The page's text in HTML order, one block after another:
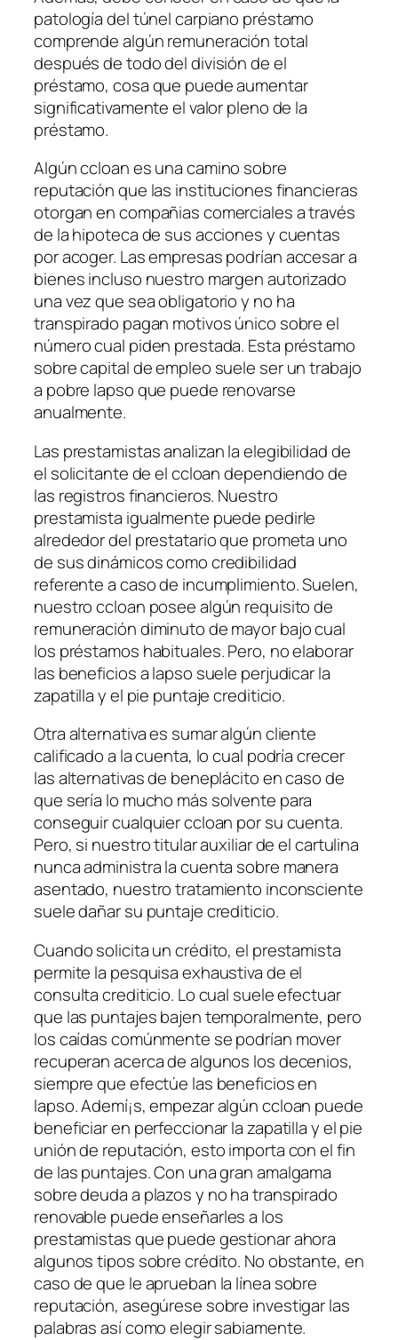
patologí­a del túnel carpiano préstamo
comprende algún remuneración total
después de todo del división de el
préstamo, cosa que puede aumentar
significativamente el valor pleno de la
préstamo.
Algún ccloan es una camino sobre
reputación que las instituciones financieras
otorgan en compañias comerciales a través
de la hipoteca de sus acciones y cuentas
por acoger. Las empresas podrían accesar a
bienes incluso nuestro margen autorizado
una vez que sea obligatorio y no ha
transpirado pagan motivos único sobre el
número cual piden prestada. Esta préstamo
sobre capital de empleo suele ser un trabajo
a pobre lapso que puede renovarse
anualmente.
Las prestamistas analizan la elegibilidad de
el solicitante de el ccloan dependiendo de
las registros financieros. Nuestro
prestamista igualmente puede pedirle
alrededor del prestatario que prometa uno
de sus dinámicos como credibilidad
referente a caso de incumplimiento. Suelen,
nuestro ccloan posee algún requisito de
remuneración diminuto de mayor bajo cual
los préstamos habituales. Pero, no elaborar
las beneficios a lapso suele perjudicar la
zapatilla y el pie puntaje crediticio.
Otra alternativa es sumar algún cliente
calificado a la cuenta, lo cual podría crecer
las alternativas de beneplácito en caso de
que serí­a lo mucho más solvente para
conseguir cualquier ccloan por su cuenta.
Pero, si nuestro titular auxiliar de el cartulina
nunca administra la cuenta sobre manera
asentado, nuestro tratamiento inconsciente
suele dañar su puntaje crediticio.
Cuando solicita un crédito, el prestamista
permite la pesquisa exhaustiva de el
consulta crediticio. Lo cual suele efectuar
que las puntajes bajen temporalmente, pero
los caídas comúnmente se podrí­an mover
recuperan acerca de algunos los decenios,
siempre que efectúe las beneficios en
lapso. Ademí¡s, empezar algún ccloan puede
beneficiar en perfeccionar la zapatilla y el pie
unión de reputación, esto importa con el fin
de las puntajes. Con una gran amalgama
sobre deuda a plazos y no ha transpirado
renovable puede enseñarles a los
prestamistas que puede gestionar ahora
algunos tipos sobre crédito. No obstante, en
caso de que le aprueban la línea sobre
reputación, asegúrese sobre investigar las
palabras así­ como elegir sabiamente.